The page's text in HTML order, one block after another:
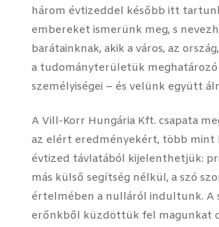
három évtizeddel később itt
embereket ismerünk meg, s
barátainknak, akik a város, az
a tudományterületük meghatározó
személyiségei – és velünk együtt
A Vill-Korr Hungária Kft. csapata
az elért eredményekért, több mint
évtized távlatából kijelenthetjük:
más külső segítség nélkül, a szó
értelmében a nulláról indultunk. A
erőnkből küzdöttük fel magunkat